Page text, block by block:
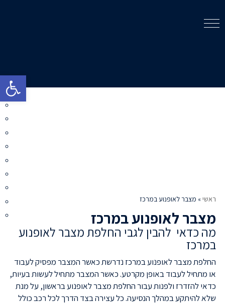
פתח
ראשי» מצבר לאופנוע במרכז
מצבר לאופנוע במרכז
מה כדאי להבין לגבי החלפת מצבר לאופנוע
במרכז
החלפת מצבר לאופנוע במרכז נדרשת כאשר המצבר מפסיק לעבוד
או מתחיל לעבוד באופן מקרטע. כאשר המצבר מתחיל לעשות בעיות,
כדאי להזדרז ולפנות עבור החלפת מצבר לאופנוע בראשון, על מנת
שלא להיתקע במהלך הנסיעה. כל עצירה בצד הדרך לכל רכב כולל